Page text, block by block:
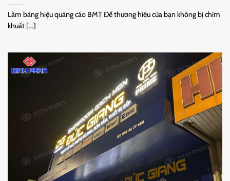
Làm bảng hiệu quảng cáo BMT Để thương hiệu của bạn không bị chìm
khuất [...]